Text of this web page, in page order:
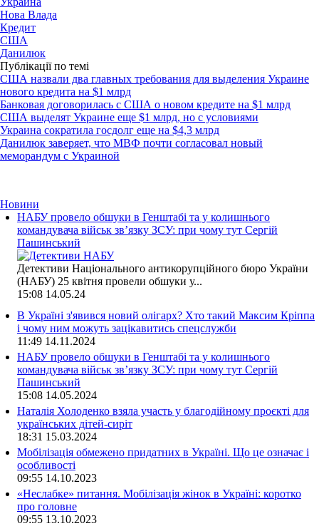
Нова Влада
Кредит
США
Данилюк
Публікації по темі
США назвали два главных требования для выделения Украине
нового кредита на $1 млрд
Банковая договорилась с США о новом кредите на $1 млрд
США выделят Украине еще $1 млрд, но с условиями
Украина сократила госдолг еще на $4,3 млрд
Данилюк заверяет, что МВФ почти согласовал новый
меморандум с Украиной
Новини
НАБУ провело обшуки в Генштабі та у колишнього
командувача військ зв’язку ЗСУ: при чому тут Сергій
Пашинський
Детективи Національного антикорупційного бюро України
(НАБУ) 25 квітня провели обшуки у...
15:08 14.05.24
В Україні з'явився новий олігарх? Хто такий Максим Кріппа
і чому ним можуть зацікавитись спецслужби
11:49 14.11.2024
НАБУ провело обшуки в Генштабі та у колишнього
командувача військ зв’язку ЗСУ: при чому тут Сергій
Пашинський
15:08 14.05.2024
Наталія Холоденко взяла участь у благодійному проєкті для
українських дітей-сиріт
18:31 15.03.2024
Мобілізація обмежено придатних в Україні. Що це означає і
особливості
09:55 14.10.2023
«Неслабке» питання. Мобілізація жінок в Україні: коротко
про головне
09:55 13.10.2023